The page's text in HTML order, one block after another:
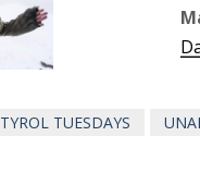
TYROL TUESDAYS